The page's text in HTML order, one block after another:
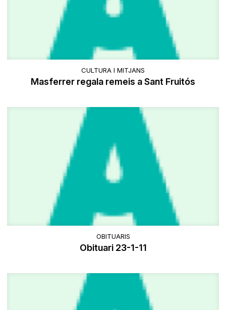
CULTURA I MITJANS
Masferrer regala remeis a Sant Fruitós
OBITUARIS
Obituari 23-1-11